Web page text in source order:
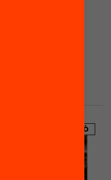
escolars i
a l’escola
PUBLICACIÓ